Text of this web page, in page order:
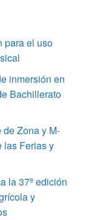
para el uso
inmersión en
Bachillerato
de Zona y M-
las Ferias y
la 37ª edición
y